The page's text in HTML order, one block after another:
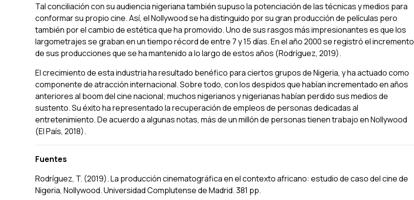
Tal conciliación con su audiencia nigeriana también supuso la potenciación de las técnicas y medios para
conformar su propio cine. Así, el Nollywood se ha distinguido por su gran producción de películas pero
también por el cambio de estética que ha promovido. Uno de sus rasgos más impresionantes es que los
largometrajes se graban en un tiempo récord de entre 7 y 15 días. En el año 2000 se registró el incremento
de sus producciones que se ha mantenido a lo largo de estos años (Rodríguez, 2019).
El crecimiento de esta industria ha resultado benéfico para ciertos grupos de Nigeria, y ha actuado como
componente de atracción internacional. Sobre todo, con los despidos que habían incrementado en años
anteriores al boom del cine nacional; muchos nigerianos y nigerianas habían perdido sus medios de
sustento. Su éxito ha representado la recuperación de empleos de personas dedicadas al
entretenimiento. De acuerdo a algunas notas, más de un millón de personas tienen trabajo en Nollywood
(El País, 2018).
Fuentes
Rodríguez, T. (2019). La producción cinematográfica en el contexto africano: estudio de caso del cine de
Nigeria, Nollywood.Universidad Complutense de Madrid.381 pp.